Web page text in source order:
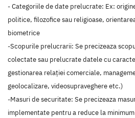
- Categoriile de date prelucrate: Ex:
politice, filozofice sau religioase,
biometrice
-Scopurile prelucrarii: Se precizeaza
colectate sau prelucrate datele cu
gestionarea relaţiei comerciale,
geolocalizare, videosupraveghere etc.)
-Masuri de securitate: Se precizeaza
implementate pentru a reduce la